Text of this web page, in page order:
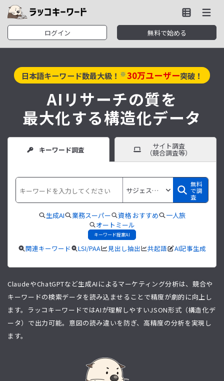
ログイン 無料で始める
日本語キーワード数最大級！ ※30万ユーザー突破！
AIリサーチの質を
最大化する構造化データ
キーワード調査 サイト調査
（競合調査等）
無料
で調
査
生成AI 業務スーパー 資格 おすすめ
一人旅
オートミール
キーワード提案AI
関連キーワード LSI/PAA 見出し抽出 共起語 AI記事生成
ClaudeやChatGPTなど生成AIによるマーケティング分析は、競合や
キーワードの検索データを読み込ませることで精度が劇的に向上し
ます。ラッコキーワードではAIが理解しやすいJSON形式（構造化デ
ータ）で出力可能。意図の読み違いを防ぎ、高精度の分析を実現し
ます。